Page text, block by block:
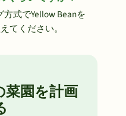
式でYellow Beanを
てください。
園を計画